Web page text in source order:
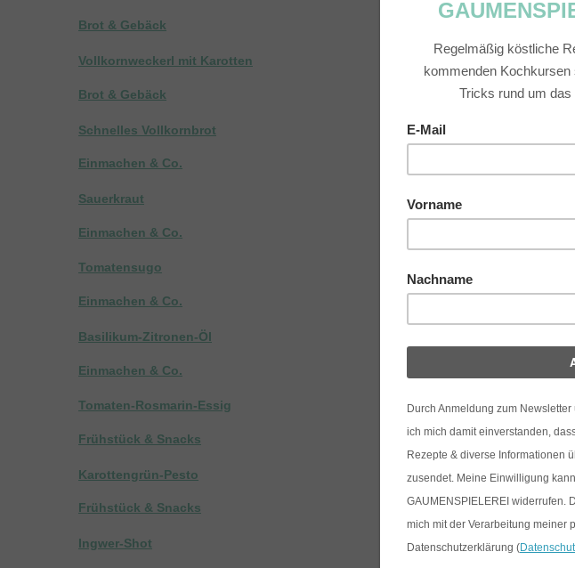
Brot & Gebäck
Vollkornweckerl mit Karotten
Brot & Gebäck
Schnelles Vollkornbrot
Einmachen & Co.
Sauerkraut
Einmachen & Co.
Tomatensugo
Einmachen & Co.
Basilikum-Zitronen-Öl
Einmachen & Co.
Tomaten-Rosmarin-Essig
Frühstück & Snacks
Karottengrün-Pesto
Frühstück & Snacks
Ingwer-Shot